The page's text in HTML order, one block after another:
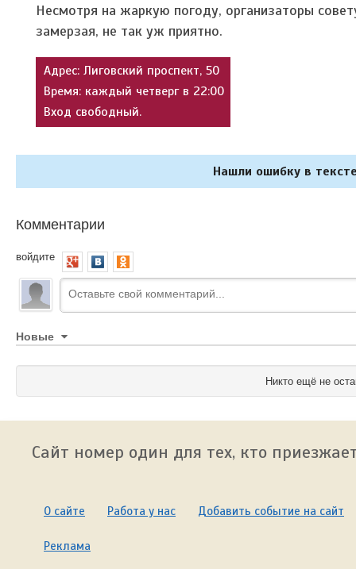
Несмотря на жаркую погоду, организаторы
замерзая, не так уж приятно.
Адрес: Лиговский проспект, 50
Время: каждый четверг в 22:00
Вход свободный.
Нашли ошибку в
Комментарии
войдите
Новые
Никто ещё не
Сайт номер один для тех, кто
О сайте Работа у нас Добавить событие на сайт
Реклама